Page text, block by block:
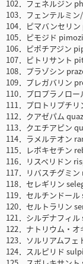
102．フェネルジン
103．フェンテルミ
104．ピマバンセ
105．ピモジド
106．ピポチアジ
107．ピトリサン
108．プラゾシン
109．プレガバリン
110．プロプラノ
111．プロトリプ
112．クアゼパム
113．クエチアピ
114．ラメルテオ
115．レボキセチ
116．リスペリドン
117．リバスチグ
118．セレギリン
119．セルチンド
120．セルトラリン
121．シルデナフ
122．ナトリウム・
123．ソルリアムフ
124．スルピリド